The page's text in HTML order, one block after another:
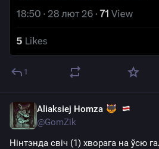
1
Aliaksiej Homza
@GomZik
Нінтэнда свіч (1) хворага на ўсю